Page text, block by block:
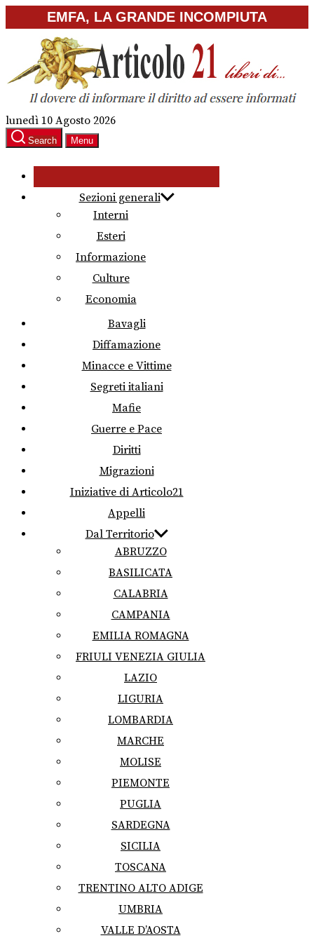
to
content
EMFA, LA GRANDE INCOMPIUTA
lunedì 10 Agosto 2026
Search Menu
Sezioni generali
Interni
Esteri
Informazione
Culture
Economia
Bavagli
Diffamazione
Minacce e Vittime
Segreti italiani
Mafie
Guerre e Pace
Diritti
Migrazioni
Iniziative di Articolo21
Appelli
Dal Territorio
ABRUZZO
BASILICATA
CALABRIA
CAMPANIA
EMILIA ROMAGNA
FRIULI VENEZIA GIULIA
LAZIO
LIGURIA
LOMBARDIA
MARCHE
MOLISE
PIEMONTE
PUGLIA
SARDEGNA
SICILIA
TOSCANA
TRENTINO ALTO ADIGE
UMBRIA
VALLE D’AOSTA